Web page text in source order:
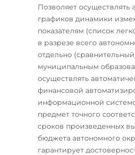
Позволяет осуществлять
графиков динамики
показателям (список
в разрезе всего
отдельно
муниципальным
осуществлять
финансовой
информационной
предмет точного
сроков произведенных
бюджета автономного
гарантирует